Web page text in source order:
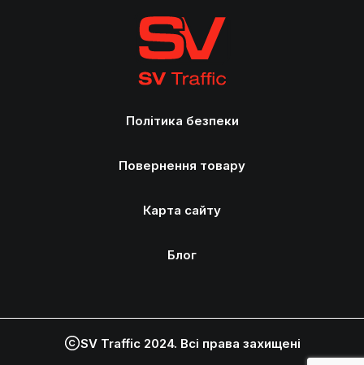
Політика безпеки
Повернення товару
Карта сайту
Блог
SV Traffic 2024. Всі права захищені